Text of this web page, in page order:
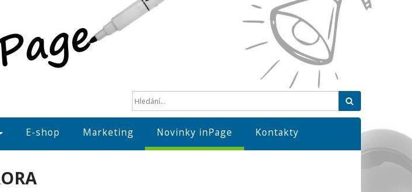
E-shop Marketing Novinky inPage Kontakty